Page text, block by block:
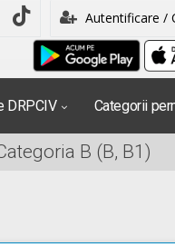
Autentificare /
DRPCIV Categorii
B (B, B1)